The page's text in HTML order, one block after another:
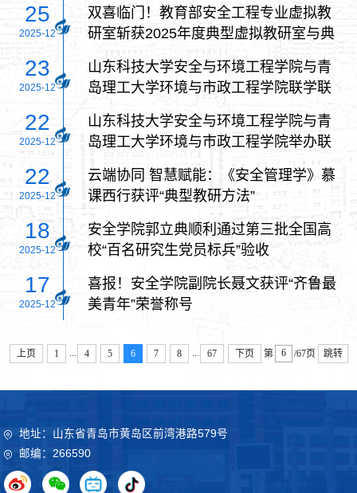
25
2025-12
双喜临门！教育部安全工程专业虚拟教
研室斩获2025年度典型虚拟教研室与典
23
2025-12
山东科技大学安全与环境工程学院与青
岛理工大学环境与市政工程学院联学联
22
2025-12
山东科技大学安全与环境工程学院与青
岛理工大学环境与市政工程学院举办联
22
2025-12
云端协同 智慧赋能：《安全管理学》慕
课西行获评“典型教研方法”
18
2025-12
安全学院郭立典顺利通过第三批全国高
校“百名研究生党员标兵”验收
17
2025-12
喜报！安全学院副院长聂文获评“齐鲁最
美青年”荣誉称号
上页 1 4 5 6 7 8 67 下页 第 /67页 跳转
地址：山东省青岛市黄岛区前湾港路579号
邮编：266590